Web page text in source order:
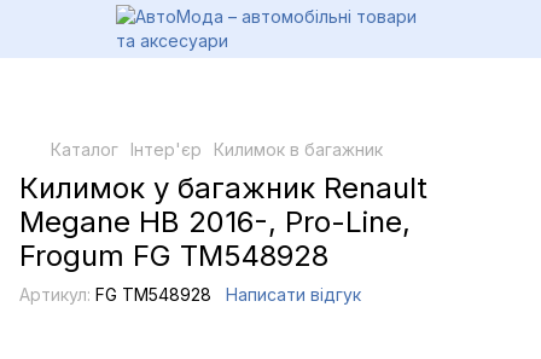
Каталог Інтер'єр Килимок в багажник
Килимок у багажник Renault
Megane HB 2016-, Pro-Line,
Frogum FG TM548928
Артикул: FG TM548928 Написати відгук